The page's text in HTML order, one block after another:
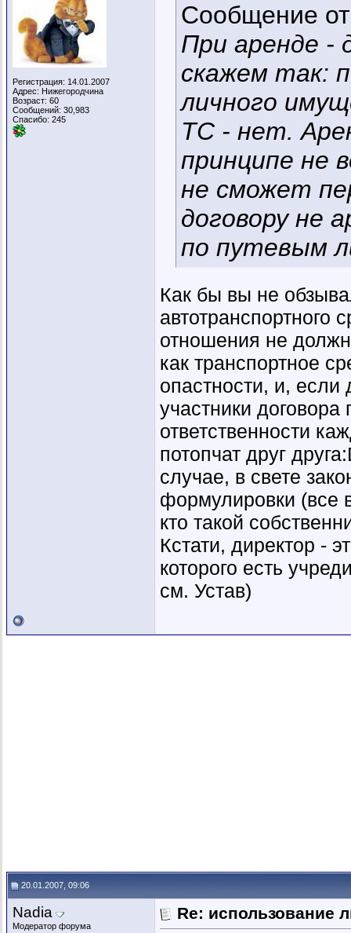
Регистрация: 14.01.2007
Адрес: Нижегородчина
Возраст: 60
Сообщений: 30,983
Спасибо: 245
Сообщение
При аренде -
скажем так:
личного
ТС - нет.
принципе не
не сможет
договору не
по путевым
Как бы вы не
автотранспортного
отношения не
как транспортное
опастности, и, если
участники
ответственности
потопчат друг
случае, в свете
формулировки (все
кто такой
Кстати, директор -
которого есть
см. Устав)
20.01.2007, 09:06
Nadia
Модератор форума
Re: использование